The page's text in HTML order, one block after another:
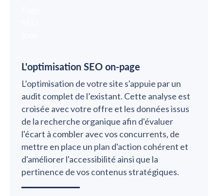
L'optimisation SEO on-page
L’optimisation de votre site s'appuie par un
audit complet de l’existant. Cette analyse est
croisée avec votre offre et les données issus
de la recherche organique afin d'évaluer
l'écart à combler avec vos concurrents, de
mettre en place un plan d'action cohérent et
d'améliorer l'accessibilité ainsi que la
pertinence de vos contenus stratégiques.